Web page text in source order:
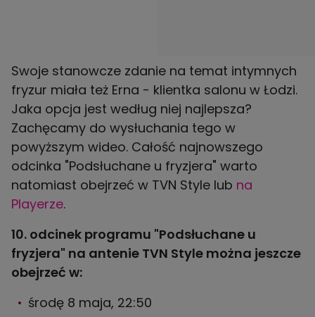
Swoje stanowcze zdanie na temat intymnych
fryzur miała też Erna - klientka salonu w Łodzi.
Jaka opcja jest według niej najlepsza?
Zachęcamy do wysłuchania tego w
powyższym wideo. Całość najnowszego
odcinka "Podsłuchane u fryzjera" warto
natomiast obejrzeć w TVN Style lub na
Playerze.
10. odcinek programu "Podsłuchane u
fryzjera" na antenie TVN Style można jeszcze
obejrzeć w:
środę 8 maja, 22:50